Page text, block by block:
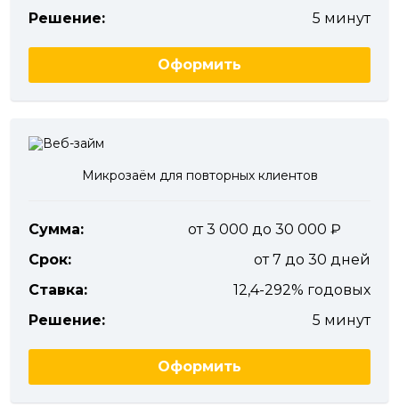
Решение:
5 минут
Оформить
Микрозаём для повторных клиентов
Сумма:
от 3 000 до 30 000
Срок:
от 7 до 30 дней
Ставка:
12,4-292% годовых
Решение:
5 минут
Оформить